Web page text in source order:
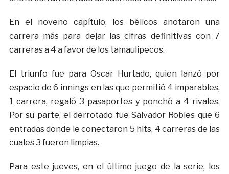
En el noveno capítulo, los bélicos anotaron una
carrera más para dejar las cifras definitivas con 7
carreras a 4 a favor de los tamaulipecos.
El triunfo fue para Oscar Hurtado, quien lanzó por
espacio de 6 innings en las que permitió 4 imparables,
1 carrera, regaló 3 pasaportes y ponchó a 4 rivales.
Por su parte, el derrotado fue Salvador Robles que 6
entradas donde le conectaron 5 hits, 4 carreras de las
cuales 3 fueron limpias.
Para este jueves, en el último juego de la serie, los